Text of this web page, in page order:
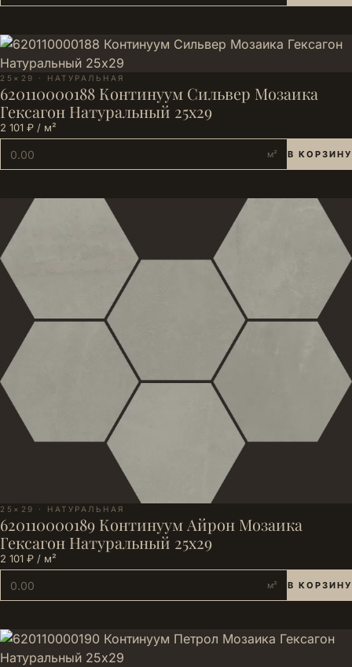
25×29 · НАТУРАЛЬНАЯ
620110000188 Континуум Сильвер Мозаика
Гексагон Натуральный 25х29
2 101 ₽ / м²
м² В КОРЗИНУ
25×29 · НАТУРАЛЬНАЯ
620110000189 Континуум Айрон Мозаика
Гексагон Натуральный 25х29
2 101 ₽ / м²
м² В КОРЗИНУ